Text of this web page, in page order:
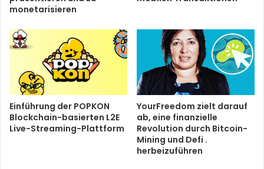
monetarisieren
Einführung der POPKON
Blockchain-basierten L2E
Live-Streaming-Plattform
YourFreedom zielt darauf
ab, eine finanzielle
Revolution durch Bitcoin-
Mining und Defi .
herbeizuführen